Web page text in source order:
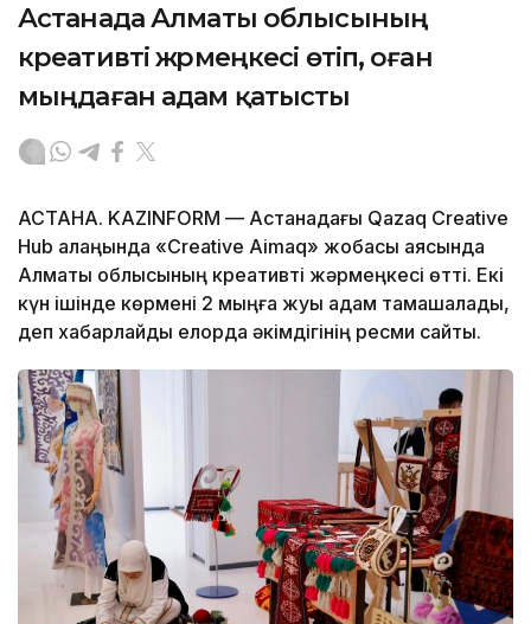
Астанада Алматы облысының
креативті жәрмеңкесі өтіп, оған
мыңдаған адам қатысты
АСТАНА. KAZINFORM — Астанадағы Qazaq Creative
Hub алаңында «Creative Aimaq» жобасы аясында
Алматы облысының креативті жәрмеңкесі өтті. Екі
күн ішінде көрмені 2 мыңға жуық адам тамашалады,
деп хабарлайды елорда әкімдігінің ресми сайты.